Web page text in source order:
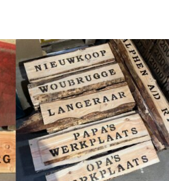
➸ Houten Kist / Krat